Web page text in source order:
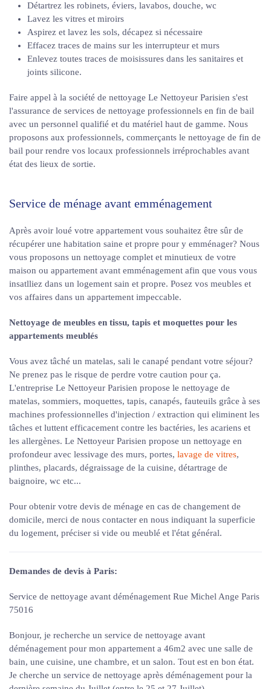
Détartrez les robinets, éviers, lavabos, douche, wc
Lavez les vitres et miroirs
Aspirez et lavez les sols, décapez si nécessaire
Effacez traces de mains sur les interrupteur et murs
Enlevez toutes traces de moisissures dans les sanitaires et
joints silicone.
Faire appel à la société de nettoyage Le Nettoyeur Parisien s'est
l'assurance de services de nettoyage professionnels en fin de bail
avec un personnel qualifié et du matériel haut de gamme. Nous
proposons aux professionnels, commerçants le nettoyage de fin de
bail pour rendre vos locaux professionnels irréprochables avant
état des lieux de sortie.
Service de ménage avant emménagement
Après avoir loué votre appartement vous souhaitez être sûr de
récupérer une habitation saine et propre pour y emménager? Nous
vous proposons un nettoyage complet et minutieux de votre
maison ou appartement avant emménagement afin que vous vous
insatlliez dans un logement sain et propre. Posez vos meubles et
vos affaires dans un appartement impeccable.
Nettoyage de meubles en tissu, tapis et moquettes pour les
appartements meublés
Vous avez tâché un matelas, sali le canapé pendant votre séjour?
Ne prenez pas le risque de perdre votre caution pour ça.
L'entreprise Le Nettoyeur Parisien propose le nettoyage de
matelas, sommiers, moquettes, tapis, canapés, fauteuils grâce à ses
machines professionnelles d'injection / extraction qui eliminent les
tâches et luttent efficacement contre les bactéries, les acariens et
les allergènes. Le Nettoyeur Parisien propose un nettoyage en
profondeur avec lessivage des murs, portes, lavage de vitres,
plinthes, placards, dégraissage de la cuisine, détartrage de
baignoire, wc etc...
Pour obtenir votre devis de ménage en cas de changement de
domicile, merci de nous contacter en nous indiquant la superficie
du logement, préciser si vide ou meublé et l'état général.
Demandes de devis à Paris:
Service de nettoyage avant déménagement Rue Michel Ange Paris
75016
Bonjour, je recherche un service de nettoyage avant
déménagement pour mon appartement a 46m2 avec une salle de
bain, une cuisine, une chambre, et un salon. Tout est en bon état.
Je cherche un service de nettoyage après déménagement pour la